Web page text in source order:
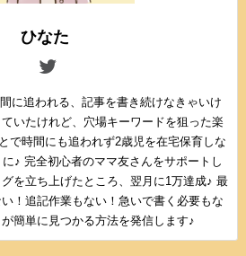
ひなた
に追われる、記事を書き続けなきゃいけ
いたけれど、穴場キーワードを狙った楽
で時間にも追われず2歳児を在宅保育しな
♪ 完全初心者のママ友さんをサポートし
を立ち上げたところ、翌月に1万達成♪ 最
！追記作業もない！急いで書く必要もな
簡単に見つかる方法を発信します♪